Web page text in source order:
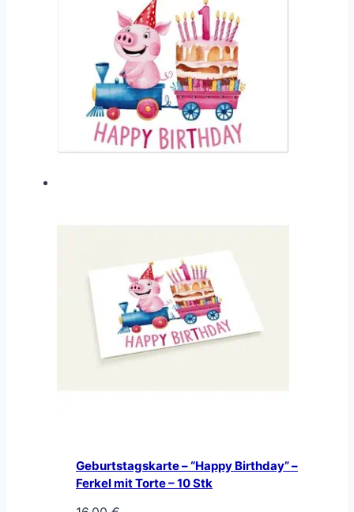
Geburtstagskarte – “Happy Birthday” –
Ferkel mit Torte – 10 Stk